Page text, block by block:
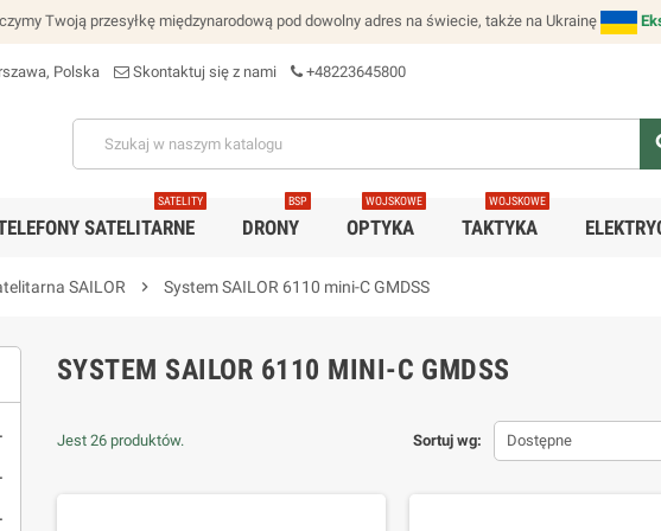
Twoją przesyłkę międzynarodową pod dowolny adres na świecie, także na Ukrainę
Polska Skontaktuj się z nami +48223645800
SATELITARNE
SATELITY
DRONY
BSP
OPTYKA
WOJSKOWE
TAKTYKA
WOJSKOWE
SAILOR chevron_right System SAILOR 6110 mini-C GMDSS
SYSTEM SAILOR 6110 MINI-C GMDSS
Sortuj wg: Dostępne
Jest 26 produktów.